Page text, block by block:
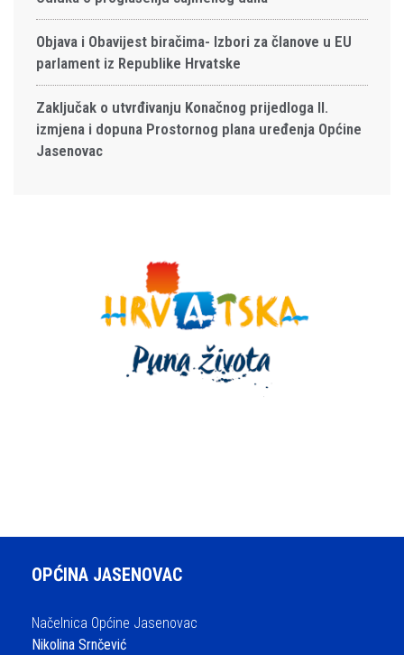
Objava i Obavijest biračima- Izbori za članove u EU
parlament iz Republike Hrvatske
Zaključak o utvrđivanju Konačnog prijedloga II.
izmjena i dopuna Prostornog plana uređenja Općine
Jasenovac
OPĆINA JASENOVAC
Načelnica Općine Jasenovac
Nikolina Srnčević